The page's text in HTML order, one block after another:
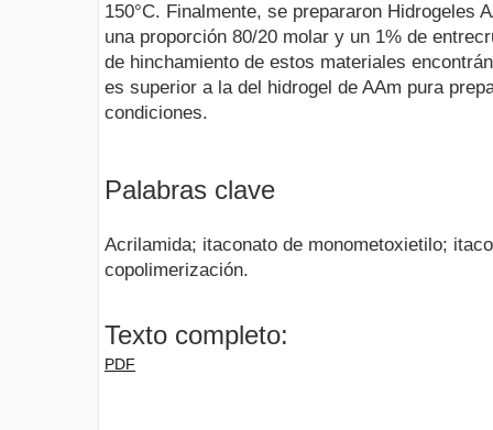
150°C. Finalmente, se prepararon Hidrogeles
una proporción 80/20 molar y un 1% de
de hinchamiento de estos materiales
es superior a la del hidrogel de AAm pura
condiciones.
Palabras clave
Acrilamida; itaconato de monometoxietilo;
copolimerización.
Texto completo:
PDF